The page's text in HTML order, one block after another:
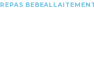
REPAS BEBE